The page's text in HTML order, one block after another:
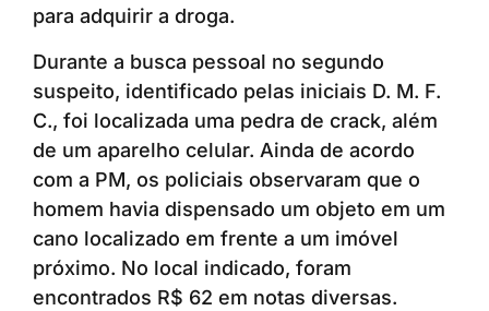
para adquirir a droga.
Durante a busca pessoal no segundo
suspeito, identificado pelas iniciais D. M. F.
C., foi localizada uma pedra de crack, além
de um aparelho celular. Ainda de acordo
com a PM, os policiais observaram que o
homem havia dispensado um objeto em um
cano localizado em frente a um imóvel
próximo. No local indicado, foram
encontrados R$ 62 em notas diversas.